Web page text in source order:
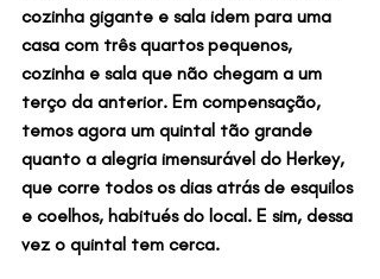
cozinha gigante e sala idem para uma
casa com três quartos pequenos,
cozinha e sala que não chegam a um
terço da anterior. Em compensação,
temos agora um quintal tão grande
quanto a alegria imensurável do Herkey,
que corre todos os dias atrás de esquilos
e coelhos, habitués do local. E sim, dessa
vez o quintal tem cerca.